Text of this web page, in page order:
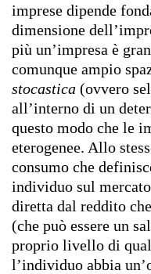
imprese dipende
dimensione
più un’impresa è
comunque ampio
stocastica (ovvero
all’interno di un
questo modo che le
eterogenee. Allo
consumo che
individuo sul
diretta dal reddito
(che può essere un
proprio livello di
l’individuo abbia